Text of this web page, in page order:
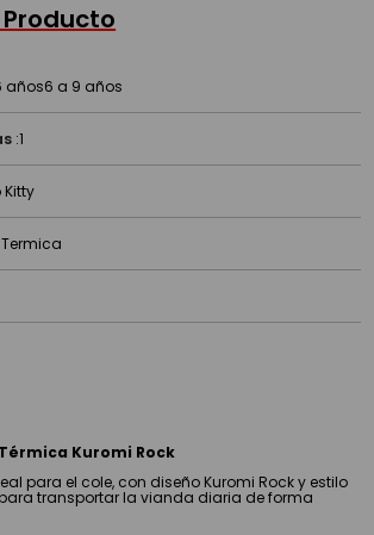
para el uso diario?
años6 a 9 años
:1
Kitty
Kuromi Rock
para el cole, con diseño Kuromi Rock y estilo
transportar la vianda diaria de forma